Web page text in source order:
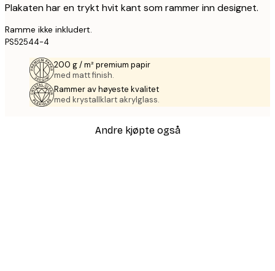
Plakaten har en trykt hvit kant som rammer inn designet.
Ramme ikke inkludert.
PS52544-4
200 g / m² premium papir
med matt finish.
Rammer av høyeste kvalitet
med krystallklart akrylglass.
Andre kjøpte også